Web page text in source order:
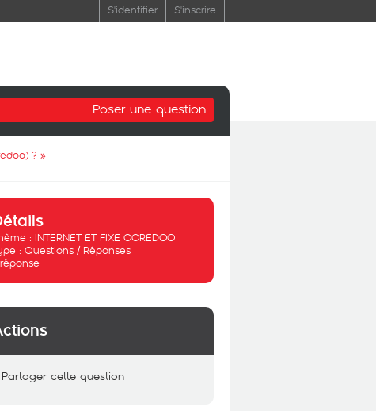
S'identifier S'inscrire
Poser une question
? »
: INTERNET ET FIXE OOREDOO
: Questions / Réponses
réponse
Partager cette question